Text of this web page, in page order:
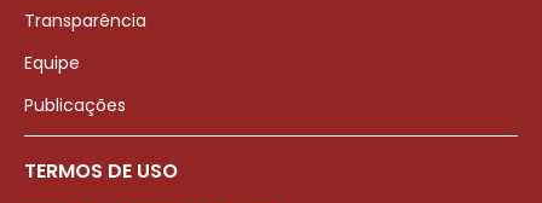
Transparência
Equipe
Publicações
TERMOS DE USO